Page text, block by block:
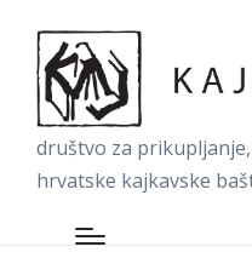
društvo za
hrvatske kajkavske